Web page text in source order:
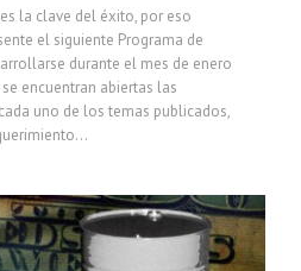
la clave del éxito, por eso
el siguiente Programa de
durante el mes de enero
encuentran abiertas las
uno de los temas publicados,